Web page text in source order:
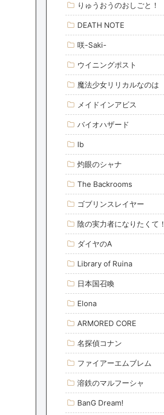
りゅうおうのおしごと！
DEATH NOTE
咲-Saki-
ウイニングポスト
魔法少女リリカルなのは
メイドインアビス
バイオハザード
Ib
灼眼のシャナ
The Backrooms
ゴブリンスレイヤー
陰の実力者になりたくて！
ダイヤのA
Library of Ruina
日本国召喚
Elona
ARMORED CORE
名探偵コナン
ファイアーエムブレム
溶鉄のマルフーシャ
BanG Dream!